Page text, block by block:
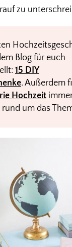
zu
Blog für euch
15 DIY
. Außerdem
Hochzeit
um das